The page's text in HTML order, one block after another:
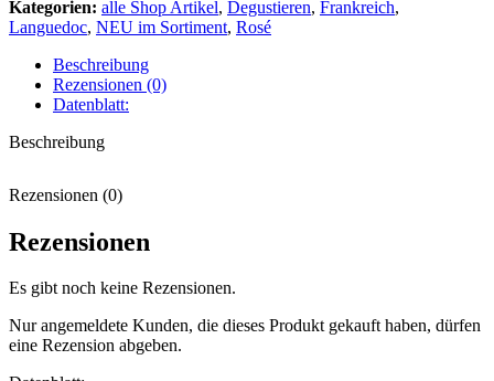
Kategorien: alle Shop Artikel, Degustieren, Frankreich,
Languedoc, NEU im Sortiment, Rosé
Beschreibung
Rezensionen (0)
Datenblatt:
Beschreibung
Rezensionen (0)
Rezensionen
Es gibt noch keine Rezensionen.
Nur angemeldete Kunden, die dieses Produkt gekauft haben, dürfen
eine Rezension abgeben.